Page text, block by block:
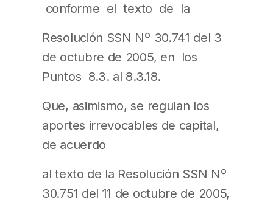
conforme el texto de la
Resolución SSN Nº 30.741 del 3
de octubre de 2005, en los
Puntos 8.3. al 8.3.18.
Que, asimismo, se regulan los
aportes irrevocables de capital,
de acuerdo
al texto de la Resolución SSN Nº
30.751 del 11 de octubre de 2005,